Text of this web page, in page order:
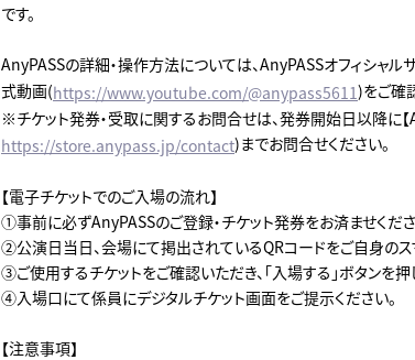
です。
AnyPASSの詳細・操作方法については、AnyPASSオフィシャル
式動画(https://www.youtube.com/@anypass5611)をご確
※チケット発券・受取に関するお問合せは、発券開始日以降に
https://store.anypass.jp/contact)までお問合せください。
【電子チケットでのご入場の流れ】
①事前に必ずAnyPASSのご登録・チケット発券をお済ませくださ
②公演日当日、会場にて掲出されているQRコードをご自身のス
③ご使用するチケットをご確認いただき、「入場する」ボタンを押
④入場口にて係員にデジタルチケット画面をご提示ください。
【注意事項】